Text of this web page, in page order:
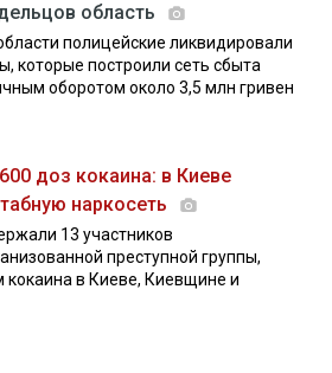
область
полицейские ликвидировали
которые построили сеть сбыта
оборотом около 3,5 млн гривен
доз кокаина: в Киеве
наркосеть
13 участников
преступной группы,
в Киеве, Киевщине и